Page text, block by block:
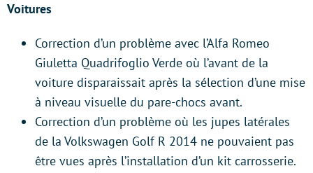
Voitures
Correction d’un problème avec l’Alfa Romeo
Giuletta Quadrifoglio Verde où l’avant de la
voiture disparaissait après la sélection d’une mise
à niveau visuelle du pare-chocs avant.
Correction d’un problème où les jupes latérales
de la Volkswagen Golf R 2014 ne pouvaient pas
être vues après l’installation d’un kit carrosserie.